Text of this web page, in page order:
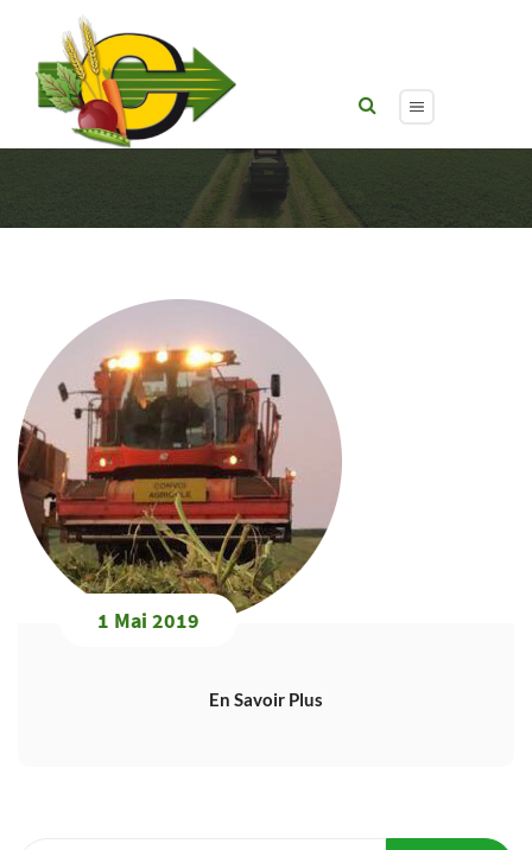
Récolte & semis de petits pois
1 Mai 2019
En Savoir Plus